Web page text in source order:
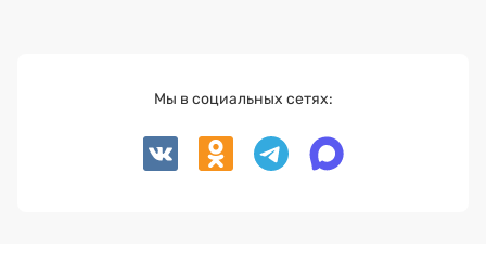
Мы в социальных сетях: